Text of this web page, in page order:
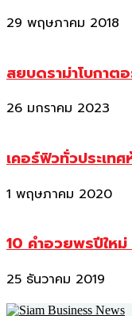
29 พฤษภาคม 2018
สยบดราม่าโบกาต
26 มกราคม 2023
เคอร์ฟิวทั่วประเท
1 พฤษภาคม 2020
10 คำอวยพรปีให
25 ธันวาคม 2019